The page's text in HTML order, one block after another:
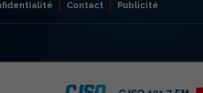
Contact Publicité